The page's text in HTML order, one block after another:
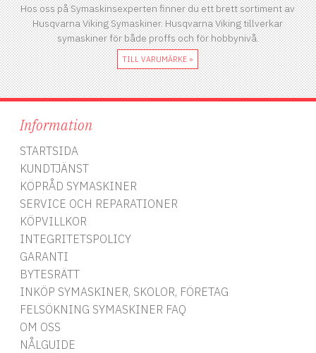
Hos oss på Symaskinsexperten finner du ett brett sortiment av
Husqvarna Viking Symaskiner. Husqvarna Viking tillverkar
symaskiner för både proffs och för hobbynivå.
TILL VARUMÄRKE »
Information
STARTSIDA
KUNDTJÄNST
KÖPRÅD SYMASKINER
SERVICE OCH REPARATIONER
KÖPVILLKOR
INTEGRITETSPOLICY
GARANTI
BYTESRÄTT
INKÖP SYMASKINER, SKOLOR, FÖRETAG
FELSÖKNING SYMASKINER FAQ
OM OSS
NÅLGUIDE